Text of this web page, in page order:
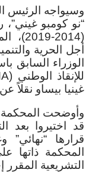
وسيواجه الرئيس
“نو كومبو
الوزراء السابق
غينيا بيساو نقلاً
وأوضحت المحكمة
قد اختيروا بعد
قرارها
التشريعية